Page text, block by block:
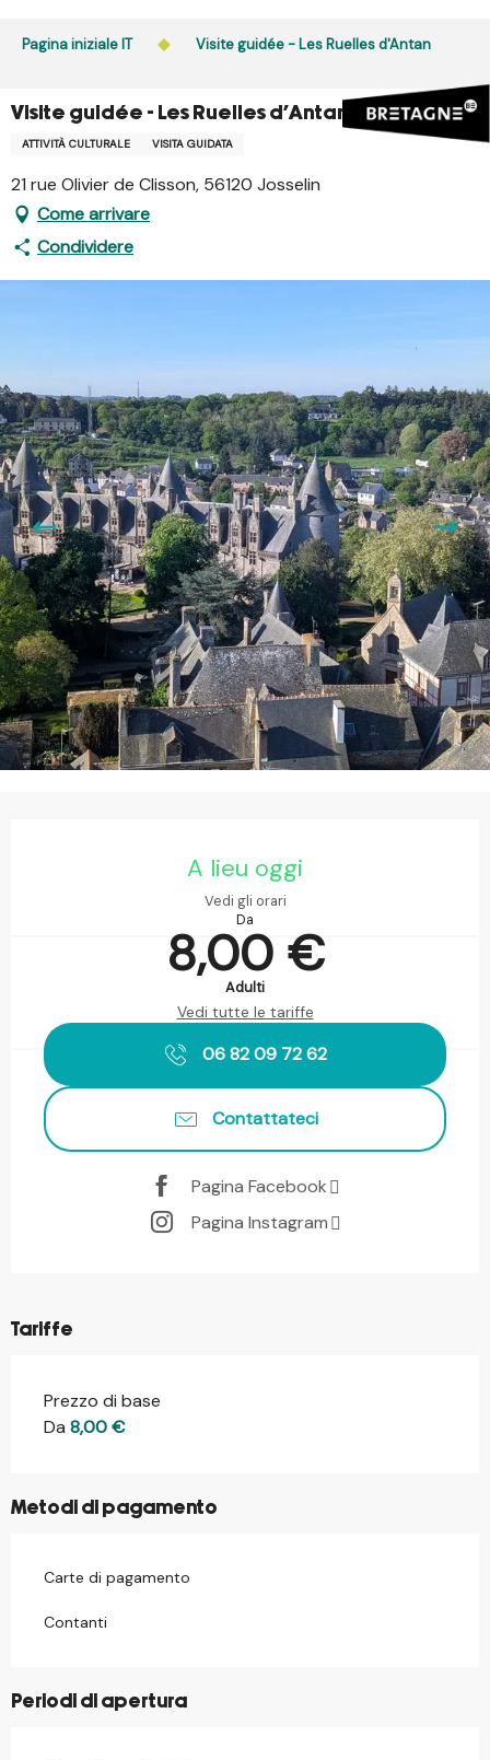
Pagina iniziale IT Visite guidée - Les Ruelles d'Antan
Visite guidée - Les Ruelles d'Antan
ATTIVITÀ CULTURALE VISITA GUIDATA
21 rue Olivier de Clisson, 56120 Josselin
Come arrivare
Condividere
A lieu oggi
Vedi gli orari
Da
8,00 €
Adulti
Vedi tutte le tariffe
06 82 09 72 62
Contattateci
Pagina Facebook
Pagina Instagram
Tariffe
Tariffe 2026
Prezzo di base
Da 8,00 €
Metodi di pagamento
Carte di pagamento
Contanti
Periodi di apertura